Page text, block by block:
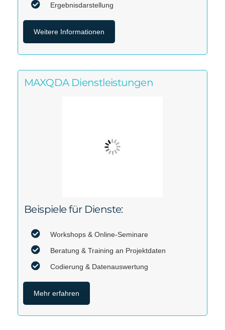
Ergebnisdarstellung
Weitere Informationen
MAXQDA Dienstleistungen
Beispiele für Dienste:
Workshops & Online-Seminare
Beratung & Training an Projektdaten
Codierung & Datenauswertung
Mehr erfahren